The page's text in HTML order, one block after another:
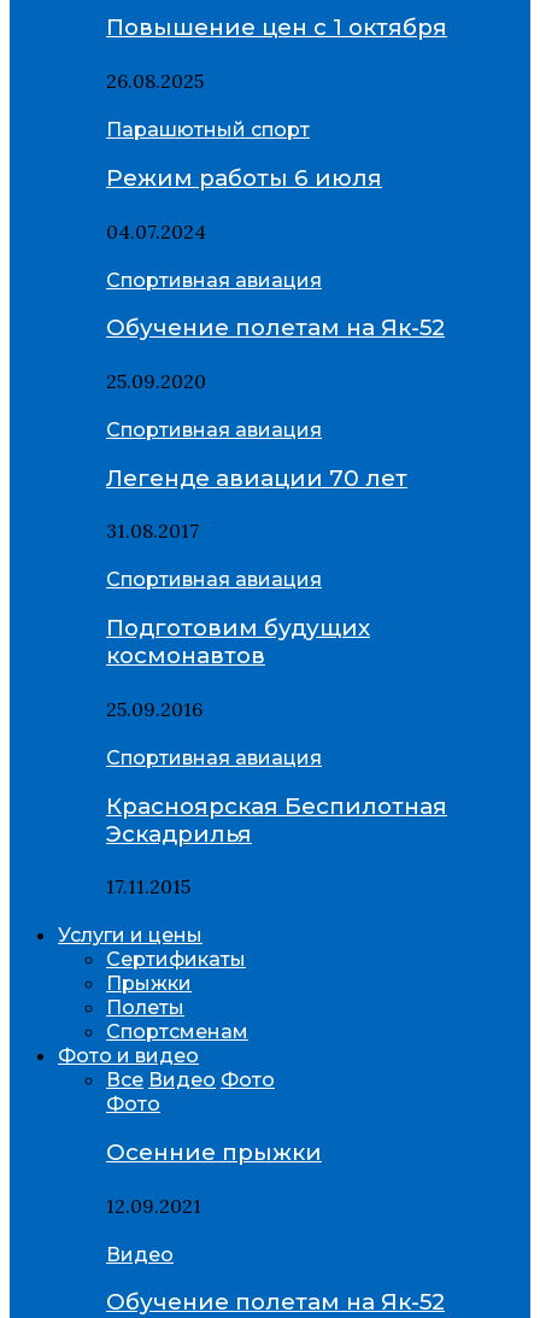
Повышение цен с 1 октября
26.08.2025
Парашютный спорт
Режим работы 6 июля
04.07.2024
Спортивная авиация
Обучение полетам на Як-52
25.09.2020
Спортивная авиация
Легенде авиации 70 лет
31.08.2017
Спортивная авиация
Подготовим будущих
космонавтов
25.09.2016
Спортивная авиация
Красноярская Беспилотная
Эскадрилья
17.11.2015
Услуги и цены
Сертификаты
Прыжки
Полеты
Спортсменам
Фото и видео
Все Видео Фото
Фото
Осенние прыжки
12.09.2021
Видео
Обучение полетам на Як-52